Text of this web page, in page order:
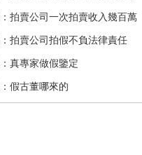
拍賣公司一次拍賣收入幾百萬
拍賣公司拍假不負法律責任
真專家做假鑒定
假古董哪來的